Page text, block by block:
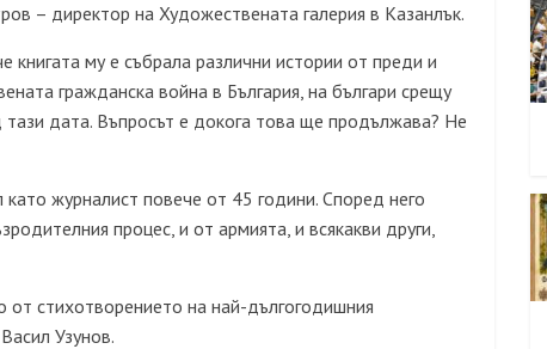
– директор на Художествената галерия в Казанлък.
му е събрала различни истории от преди и
гражданска война в България, на българи срещу
тази дата. Въпросът е докога това ще продължава? Не
журналист повече от 45 години. Според него
процес, и от армията, и всякакви други,
от стихотворението на най-дългогодишния
Узунов.